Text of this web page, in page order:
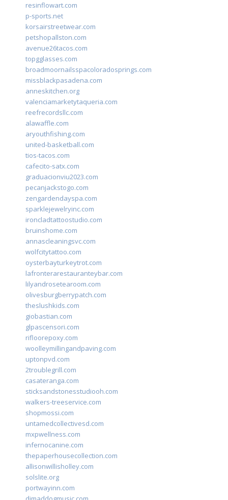
resinflowart.com
p-sports.net
korsairstreetwear.com
petshopallston.com
avenue26tacos.com
topgglasses.com
broadmoornailsspacoloradosprings.com
missblackpasadena.com
anneskitchen.org
valenciamarketytaqueria.com
reefrecordsllc.com
alawaffle.com
aryouthfishing.com
united-basketball.com
tios-tacos.com
cafecito-satx.com
graduacionviu2023.com
pecanjackstogo.com
zengardendayspa.com
sparklejewelryinc.com
ironcladtattoostudio.com
bruinshome.com
annascleaningsvc.com
wolfcitytattoo.com
oysterbayturkeytrot.com
lafronterarestauranteybar.com
lilyandrosetearoom.com
olivesburgberrypatch.com
theslushkids.com
giobastian.com
glpascensori.com
rifloorepoxy.com
woolleymillingandpaving.com
uptonpvd.com
2troublegrill.com
casateranga.com
sticksandstonesstudiooh.com
walkers-treeservice.com
shopmossi.com
untamedcollectivesd.com
mxpwellness.com
infernocanine.com
thepaperhousecollection.com
allisonwillisholley.com
solslite.org
portwayinn.com